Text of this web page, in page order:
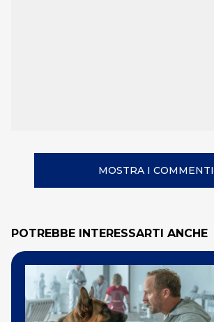
MOSTRA I COMMENTI
POTREBBE INTERESSARTI ANCHE